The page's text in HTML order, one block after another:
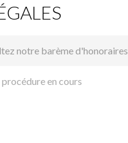
notre barème d'honoraires
procédure en cours